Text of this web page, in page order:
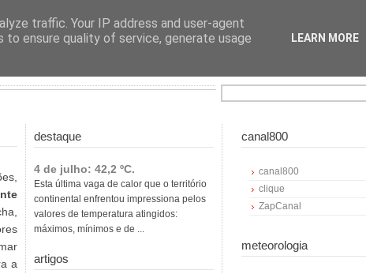
a
destaque
4 de julho: 42,2 ºC.
Esta última vaga de calor que o território
continental enfrentou impressiona pelos
valores de temperatura atingidos:
máximos, mínimos e de ...
artigos
canal800
canal800
clique
ZapCanal
meteorologia
traffic. Your IP address and user-agent
ensure quality of service, generate usage
LEARN MORE